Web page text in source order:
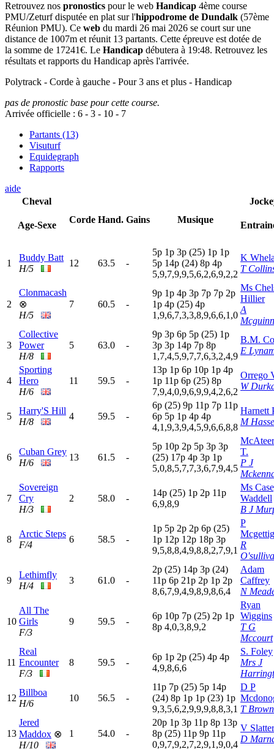
Retrouvez nos pronostics pour le web Handicap 4ème course
PMU/Zeturf disputée en plat sur l'hippodrome de Dundalk (57ème
Réunion PMU). Ce web du mardi 26 mai 2026 se court sur une
distance de 1007m et réunit 13 partants. Cette épreuve est dotée de
la somme de 17241€. Le Handicap débutera à 19:48. Retrouvez les
résultats et rapports du Handicap après l'arrivée.
Polytrack - Corde à gauche - Pour 3 ans et plus - Handicap
pas de pronostic base pour cette course.
Arrivée officielle : 6 - 3 - 10 - 7
Partants (13)
Visuturf
Equidegraph
Rapports
aide
Cheval
Age-Sexe
Corde Hand. Gains Musique
1
Buddy Batt
H/5
12 63.5 -
5p 1p 3p (25) 1p 1p
5p 14p (24) 8p 4p
5,9,7,9,9,5,6,2,6,9,2,2
K
T
2
Clonmacash
⊗
H/5
7 60.5 -
9p 1p 4p 3p 7p 7p 2p
1p 4p (25) 4p
1,9,6,7,3,3,8,9,6,6,1,0
Ms
Hillier
A
3
Collective
Power
H/8
5 63.0 -
9p 3p 6p 5p (25) 1p
3p 3p 14p 7p 8p
1,7,4,5,9,7,7,6,3,2,4,9
B.M.
E
4
Sporting
Hero
H/6
11 59.5 -
13p 1p 6p 10p 1p 4p
1p 11p 6p (25) 8p
7,9,4,0,9,6,9,9,4,2,6,2
Orrego
W
5
Harry'S Hill
H/8
4 59.5 -
6p (25) 9p 11p 7p 11p
6p 5p 1p 4p 4p
4,1,9,3,9,4,5,9,6,6,8,8
Harnett
M
6
Cuban Grey
H/6
13 61.5 -
5p 10p 2p 5p 3p 3p
(25) 17p 4p 3p 1p
5,0,8,5,7,7,3,6,7,9,4,5
T.
P J
7
Sovereign
Cry
H/3
2 58.0 -
14p (25) 1p 2p 11p
6,9,8,9
Ms
Waddell
B J
8
Arctic Steps
F/4
6 58.5 -
1p 5p 2p 2p 6p (25)
1p 12p 12p 18p 3p
9,5,8,8,4,9,8,8,2,7,9,1
P
R
9
Lethimfly
H/4
3 61.0 -
2p (25) 14p 3p (24)
11p 6p 21p 2p 1p 2p
8,6,7,9,4,9,8,9,8,6,4
Adam
Caffrey
N
10
All The
Girls
F/3
9 59.5 -
6p 10p 7p (25) 2p 1p
8p 4,0,3,8,9,2
Ryan
Wiggins
T G
Mccourt
11
Real
Encounter
F/3
8 59.5 -
6p 1p 2p (25) 4p 4p
4,9,8,6,6
S. Foley
Mrs J
12
Billboa
H/6
10 56.5 -
11p 7p (25) 5p 14p
(24) 8p 1p 1p (23) 1p
9,3,5,6,2,9,9,9,8,8,3,1
D P
T
13
Jered
Maddox ⊗
H/10
1 54.0 -
20p 1p 3p 11p 8p 13p
8p (25) 11p 9p 11p
0,9,7,9,2,7,2,9,1,9,0,4
V
D